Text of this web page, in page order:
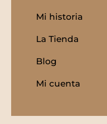
Mi historia
La Tienda
Blog
Mi cuenta